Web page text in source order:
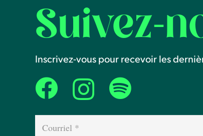
Suivez-
Inscrivez-vous pour recevoir les